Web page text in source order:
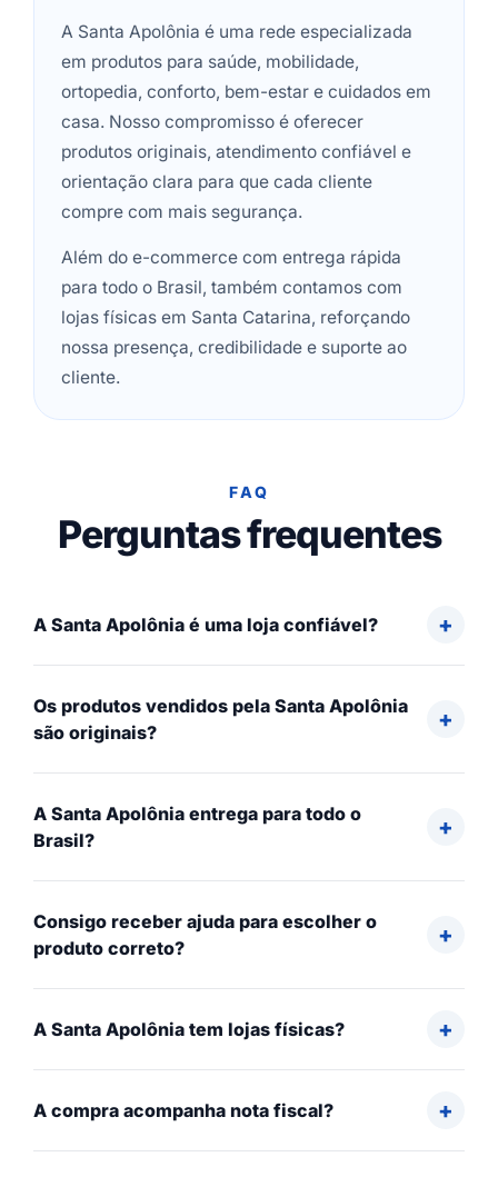
A Santa Apolônia é uma rede especializada
em produtos para saúde, mobilidade,
ortopedia, conforto, bem-estar e cuidados em
casa. Nosso compromisso é oferecer
produtos originais, atendimento confiável e
orientação clara para que cada cliente
compre com mais segurança.
Além do e-commerce com entrega rápida
para todo o Brasil, também contamos com
lojas físicas em Santa Catarina, reforçando
nossa presença, credibilidade e suporte ao
cliente.
FAQ
Perguntas frequentes
A Santa Apolônia é uma loja confiável?
Os produtos vendidos pela Santa Apolônia
são originais?
A Santa Apolônia entrega para todo o
Brasil?
Consigo receber ajuda para escolher o
produto correto?
A Santa Apolônia tem lojas físicas?
A compra acompanha nota fiscal?